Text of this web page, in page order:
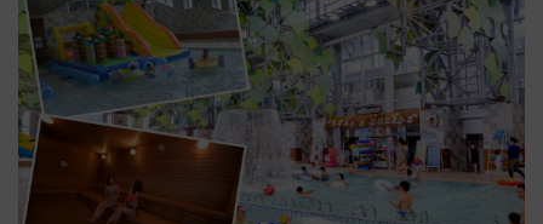
しめるプランが登場